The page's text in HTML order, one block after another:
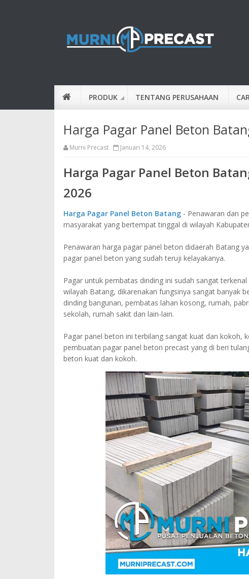
PRODUK TENTANG PERUSAHAAN
Harga Pagar Panel Beton
Murni Precast Januari 14, 2026
Harga Pagar Panel Beton
2026
Harga Pagar Panel Beton Batang - Penawaran dan
masyarakat yang bertempat tinggal di wilayah
Penawaran harga pagar panel beton didaerah Batang
pagar panel beton yang sudah teruji kelayakanya.
Pagar untuk pembatas dinding ini sudah sangat
wilayah Batang, dikarenakan fungsinya sangat banyak
dinding bangunan, pembatas lahan kosong, rumah,
sekolah, rumah sakit dan lain-lain.
Pagar panel beton ini terbilang sangat kuat dan kokoh,
pembuatan pagar panel beton precast yang di beri
beton kuat dan kokoh.